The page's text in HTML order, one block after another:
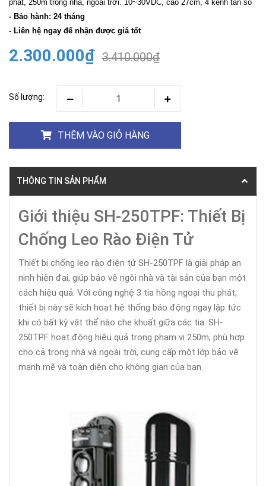
phát, 250m trong nhà, ngoài trời. 10~30VDC, cao 27cm, 4 kênh tần số
- Bảo hành: 24 tháng
- Liên hệ ngay để nhận được giá tốt
2.300.000₫ 3.410.000₫
Số lượng:
THÊM VÀO GIỎ HÀNG
THÔNG TIN SẢN PHẨM
Giới thiệu SH-250TPF: Thiết Bị
Chống Leo Rào Điện Tử
Thiết bị chống leo rào điện tử SH-250TPF là giải pháp an
ninh hiện đại, giúp bảo vệ ngôi nhà và tài sản của bạn một
cách hiệu quả. Với công nghệ 3 tia hồng ngoại thu phát,
thiết bị này sẽ kích hoạt hệ thống báo động ngay lập tức
khi có bất kỳ vật thể nào che khuất giữa các tia. SH-
250TPF hoạt động hiệu quả trong phạm vi 250m, phù hợp
cho cả trong nhà và ngoài trời, cung cấp một lớp bảo vệ
mạnh mẽ và toàn diện cho không gian của bạn.